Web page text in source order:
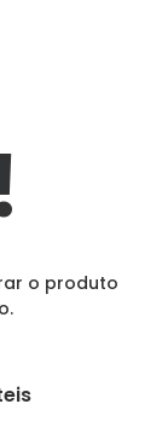
o produto